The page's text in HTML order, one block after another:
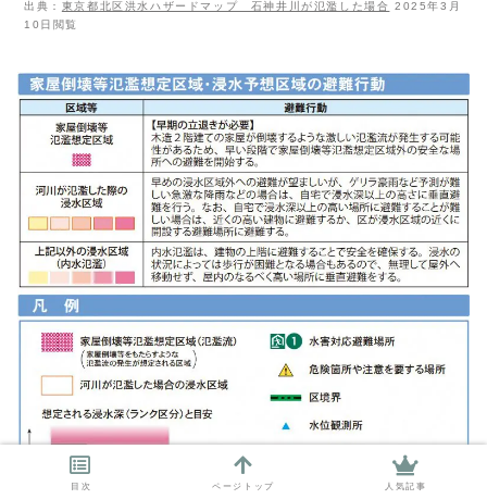
出典： 東京都北区洪水ハザードマップ 石神井川が氾濫した場合
2025年3月
10日閲覧
目次 ページトップ 人気記事